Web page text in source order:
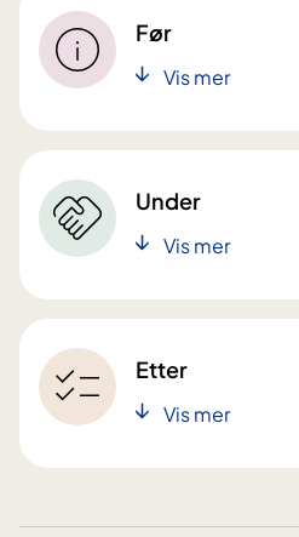
Før
Vis mer
Under
Vis mer
Etter
Vis mer